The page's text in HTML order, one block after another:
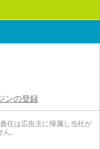
ンの登録
任は広告主に帰属し当社が
。